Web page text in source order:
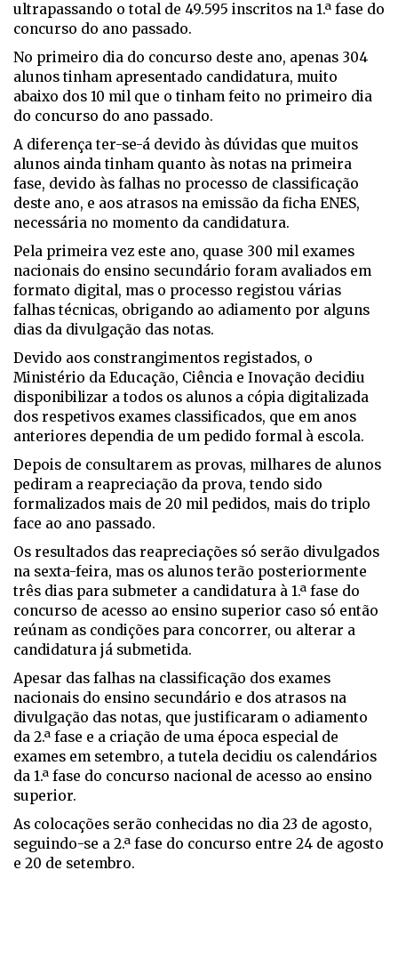
ultrapassando o total de 49.595 inscritos na 1.ª fase do
concurso do ano passado.
No primeiro dia do concurso deste ano, apenas 304
alunos tinham apresentado candidatura, muito
abaixo dos 10 mil que o tinham feito no primeiro dia
do concurso do ano passado.
A diferença ter-se-á devido às dúvidas que muitos
alunos ainda tinham quanto às notas na primeira
fase, devido às falhas no processo de classificação
deste ano, e aos atrasos na emissão da ficha ENES,
necessária no momento da candidatura.
Pela primeira vez este ano, quase 300 mil exames
nacionais do ensino secundário foram avaliados em
formato digital, mas o processo registou várias
falhas técnicas, obrigando ao adiamento por alguns
dias da divulgação das notas.
Devido aos constrangimentos registados, o
Ministério da Educação, Ciência e Inovação decidiu
disponibilizar a todos os alunos a cópia digitalizada
dos respetivos exames classificados, que em anos
anteriores dependia de um pedido formal à escola.
Depois de consultarem as provas, milhares de alunos
pediram a reapreciação da prova, tendo sido
formalizados mais de 20 mil pedidos, mais do triplo
face ao ano passado.
Os resultados das reapreciações só serão divulgados
na sexta-feira, mas os alunos terão posteriormente
três dias para submeter a candidatura à 1.ª fase do
concurso de acesso ao ensino superior caso só então
reúnam as condições para concorrer, ou alterar a
candidatura já submetida.
Apesar das falhas na classificação dos exames
nacionais do ensino secundário e dos atrasos na
divulgação das notas, que justificaram o adiamento
da 2.ª fase e a criação de uma época especial de
exames em setembro, a tutela decidiu os calendários
da 1.ª fase do concurso nacional de acesso ao ensino
superior.
As colocações serão conhecidas no dia 23 de agosto,
seguindo-se a 2.ª fase do concurso entre 24 de agosto
e 20 de setembro.